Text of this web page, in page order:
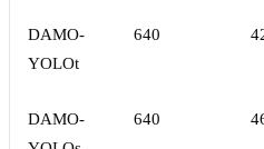
DAMO-
YOLOt
640
DAMO-
640